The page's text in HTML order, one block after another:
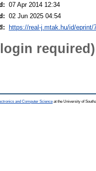
07 Apr 2014 12:34
02 Jun 2025 04:54
https://real-j.mtak.hu/id/eprint/
required)
and Computer Science at the University of